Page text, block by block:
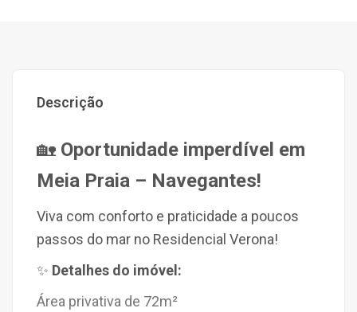
Descrição
🏡 Oportunidade imperdível em
Meia Praia – Navegantes!
Viva com conforto e praticidade a poucos
passos do mar no Residencial Verona!
✨ Detalhes do imóvel:
Área privativa de 72m²